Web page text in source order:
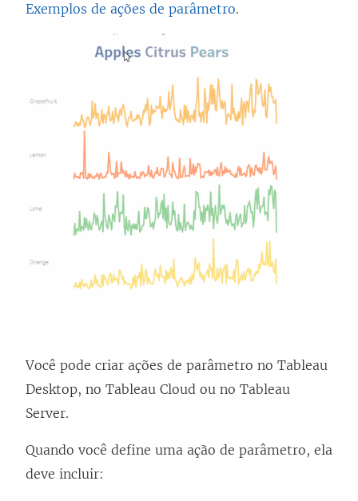
Exemplos de ações de parâmetro.
Você pode criar ações de parâmetro no Tableau
Desktop, no Tableau Cloud ou no Tableau
Server.
Quando você define uma ação de parâmetro, ela
deve incluir: